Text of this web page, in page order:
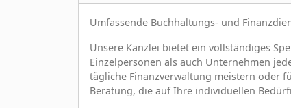
Umfassende Buchhaltungs- und
Unsere Kanzlei bietet ein vollständiges
Einzelpersonen als auch Unternehmen
tägliche Finanzverwaltung meistern oder
Beratung, die auf Ihre individuellen